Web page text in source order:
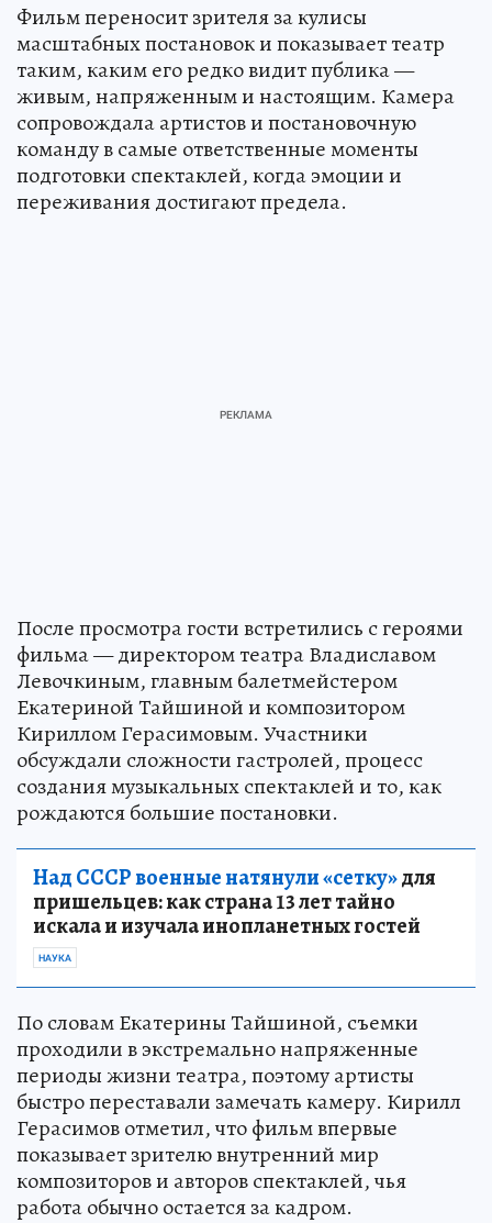
Фильм переносит зрителя за кулисы
масштабных постановок и показывает театр
таким, каким его редко видит публика —
живым, напряженным и настоящим. Камера
сопровождала артистов и постановочную
команду в самые ответственные моменты
подготовки спектаклей, когда эмоции и
переживания достигают предела.
После просмотра гости встретились с героями
фильма — директором театра Владиславом
Левочкиным, главным балетмейстером
Екатериной Тайшиной и композитором
Кириллом Герасимовым. Участники
обсуждали сложности гастролей, процесс
создания музыкальных спектаклей и то, как
рождаются большие постановки.
Над СССР военные натянули «сетку»для
пришельцев: как страна 13 лет тайно
искала и изучала инопланетных гостей
НАУКА
По словам Екатерины Тайшиной, съемки
проходили в экстремально напряженные
периоды жизни театра, поэтому артисты
быстро переставали замечать камеру. Кирилл
Герасимов отметил, что фильм впервые
показывает зрителю внутренний мир
композиторов и авторов спектаклей, чья
работа обычно остается за кадром.